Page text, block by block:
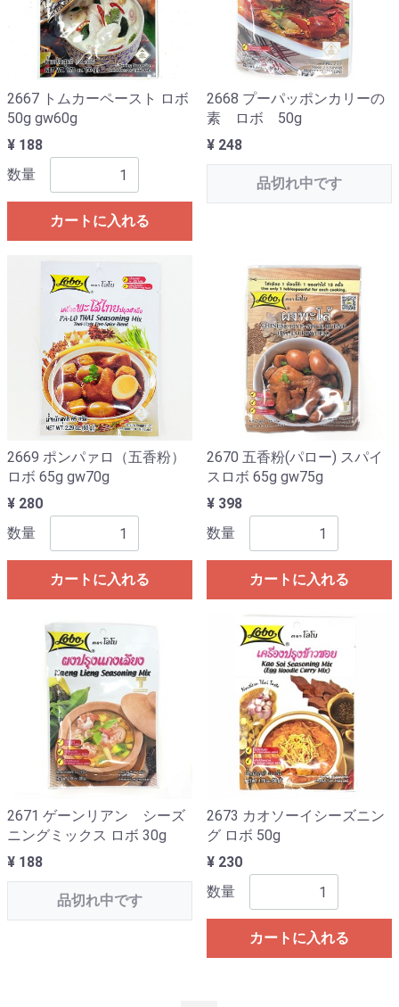
2667 トムカーペースト ロボ
50g gw60g
¥ 188
数量
カートに入れる
2668 プーパッポンカリーの
素 ロボ 50g
¥ 248
品切れ中です
2669 ポンパァロ（五香粉）
ロボ 65g gw70g
¥ 280
数量
カートに入れる
2670 五香粉(パロー) スパイ
スロボ 65g gw75g
¥ 398
数量
カートに入れる
2671 ゲーンリアン シーズ
ニングミックス ロボ 30g
¥ 188
品切れ中です
2673 カオソーイシーズニン
グ ロボ 50g
¥ 230
数量
カートに入れる